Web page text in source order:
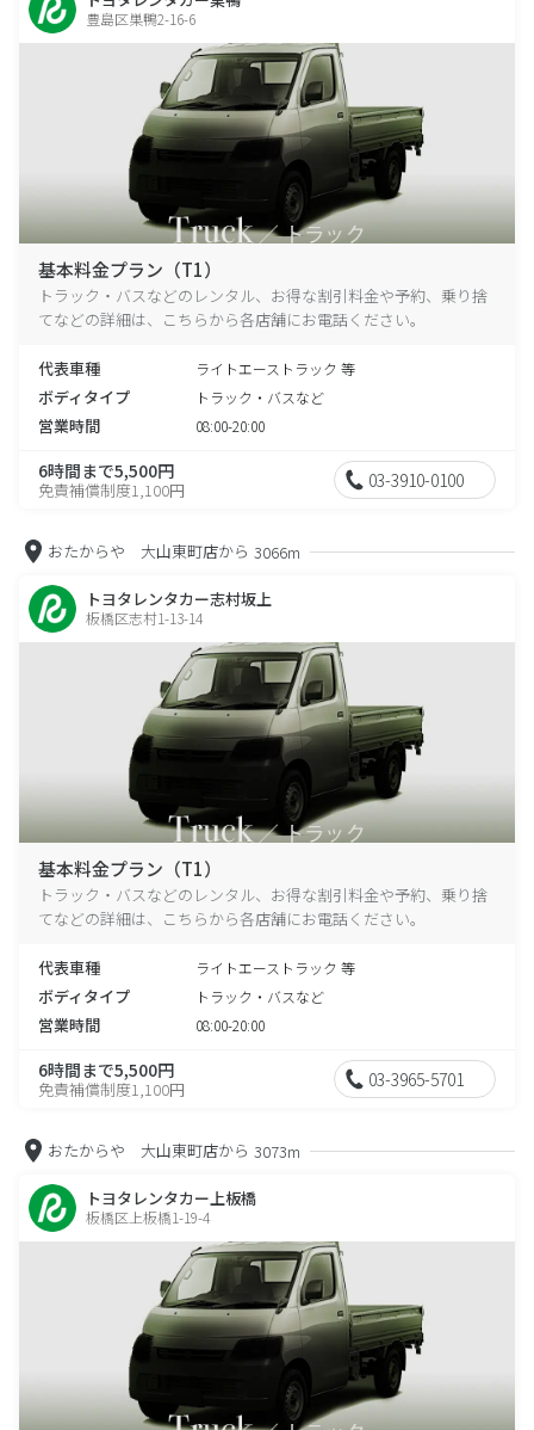
豊島区巣鴨2-16-6
基本料金プラン（T1）
トラック・バスなどのレンタル、お得な割引料金や予約、乗り捨
てなどの詳細は、こちらから各店舗にお電話ください。
代表車種 ライトエーストラック 等
ボディタイプ トラック・バスなど
営業時間 08:00-20:00
6時間まで5,500円
免責補償制度1,100円 03-3910-0100
おたからや 大山東町店から 3066m
トヨタレンタカー志村坂上
板橋区志村1-13-14
基本料金プラン（T1）
トラック・バスなどのレンタル、お得な割引料金や予約、乗り捨
てなどの詳細は、こちらから各店舗にお電話ください。
代表車種 ライトエーストラック 等
ボディタイプ トラック・バスなど
営業時間 08:00-20:00
6時間まで5,500円
免責補償制度1,100円 03-3965-5701
おたからや 大山東町店から 3073m
トヨタレンタカー上板橋
板橋区上板橋1-19-4